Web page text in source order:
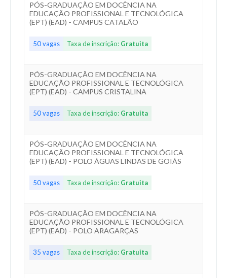
PÓS-GRADUAÇÃO EM DOCÊNCIA NA
EDUCAÇÃO PROFISSIONAL E TECNOLÓGICA
(EPT) (EAD) - CAMPUS CATALÃO
50 vagas Taxa de inscrição: Gratuita
PÓS-GRADUAÇÃO EM DOCÊNCIA NA
EDUCAÇÃO PROFISSIONAL E TECNOLÓGICA
(EPT) (EAD) - CAMPUS CRISTALINA
50 vagas Taxa de inscrição: Gratuita
PÓS-GRADUAÇÃO EM DOCÊNCIA NA
EDUCAÇÃO PROFISSIONAL E TECNOLÓGICA
(EPT) (EAD) - POLO ÁGUAS LINDAS DE GOIÁS
50 vagas Taxa de inscrição: Gratuita
PÓS-GRADUAÇÃO EM DOCÊNCIA NA
EDUCAÇÃO PROFISSIONAL E TECNOLÓGICA
(EPT) (EAD) - POLO ARAGARÇAS
35 vagas Taxa de inscrição: Gratuita